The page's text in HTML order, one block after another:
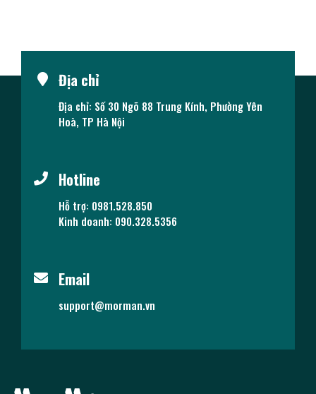
Địa chỉ
Địa chỉ: Số 30 Ngõ 88 Trung Kính, Phường Yên
Hoà, TP Hà Nội
Hotline
Hỗ trợ: 0981.528.850
Kinh doanh: 090.328.5356
Email
support@morman.vn